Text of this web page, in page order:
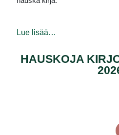
Lue lisää…
HAUSKOJA